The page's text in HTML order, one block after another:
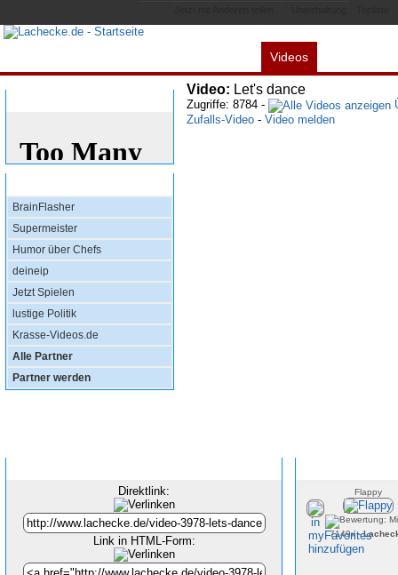
Videos
BrainFlasher
Supermeister
Humor über Chefs
deineip
Jetzt Spielen
lustige Politik
Krasse-Videos.de
Alle Partner
Partner werden
Video: Let's dance
Zugriffe: 8784 -
Zufalls-Video - Video melden
Flappy
7149x -
Direktlink:
Link in HTML-Form: